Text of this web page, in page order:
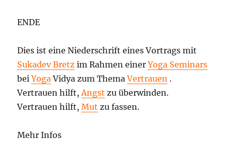
ENDE
Dies ist eine Niederschrift eines Vortrags mit
Sukadev Bretz im Rahmen einerYoga Seminars
beiYogaVidya zum ThemaVertrauen .
Vertrauen hilft,Angst zu überwinden.
Vertrauen hilft,Mut zu fassen.
Mehr Infos